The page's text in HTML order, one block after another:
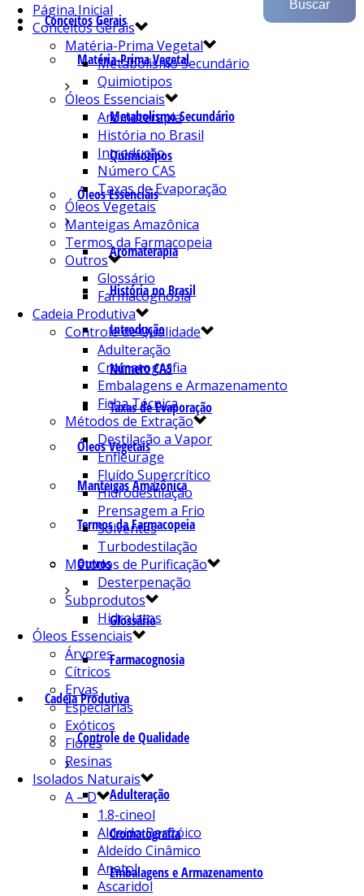
Conceitos Gerais
Matéria-Prima Vegetal
Metabolismo Secundário
Quimiotipos
Óleos Essenciais
Aromaterapia
História no Brasil
Introdução
Número CAS
Taxas de Evaporação
Óleos Vegetais
Manteigas Amazônica
Termos da Farmacopeia
Outros
Glossário
Farmacognosia
Cadeia Produtiva
Controle de Qualidade
Adulteração
Cromatografia
Embalagens e Armazenamento
Página Inicial
Conceitos Gerais
Matéria-Prima Vegetal
Metabolismo Secundário
Quimiotipos
Óleos Essenciais
Aromaterapia
História no Brasil
Introdução
Número CAS
Taxas de Evaporação
Óleos Vegetais
Manteigas Amazônica
Termos da Farmacopeia
Outros
Glossário
Farmacognosia
Cadeia Produtiva
Controle de Qualidade
Adulteração
Cromatografia
Embalagens e Armazenamento
Ficha Técnica
Métodos de Extração
Destilação a Vapor
Enfleurage
Fluído Supercrítico
Hidrodestilação
Prensagem a Frio
Solventes
Turbodestilação
Métodos de Purificação
Desterpenação
Subprodutos
Hidrolatos
Óleos Essenciais
Árvores
Cítricos
Ervas
Especiarias
Exóticos
Flores
Resinas
Isolados Naturais
A – D
1.8-cineol
Aldeído Benzóico
Aldeído Cinâmico
Anetol
Ascaridol